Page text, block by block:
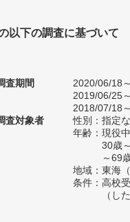
以下の調査に基づいて
査期間
2020/06/18
2019/06/25
2018/07/18
査対象者
性別：指定
年齢：現役
30歳
～69
地域：東海
条件：高校
（し